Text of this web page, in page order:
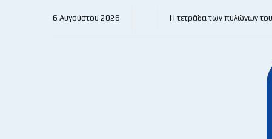
6 Αυγούστου 2026 Η τετράδα των πυλώνων του